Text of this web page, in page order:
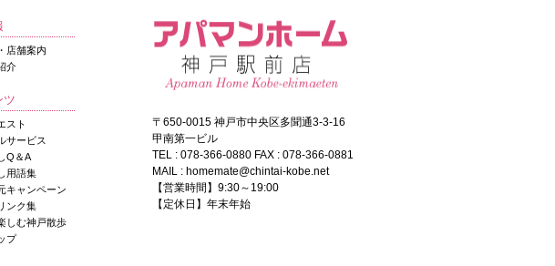
店舗案内
介
ツ
スト
サービス
Q＆A
用語集
キャンペーン
ンク集
しむ神戸散歩
プ
〒650-0015 神戸市中央区多聞通3-3-16
甲南第一ビル
TEL : 078-366-0880 FAX : 078-366-0881
MAIL : homemate@chintai-kobe.net
【営業時間】9:30～19:00
【定休日】年末年始